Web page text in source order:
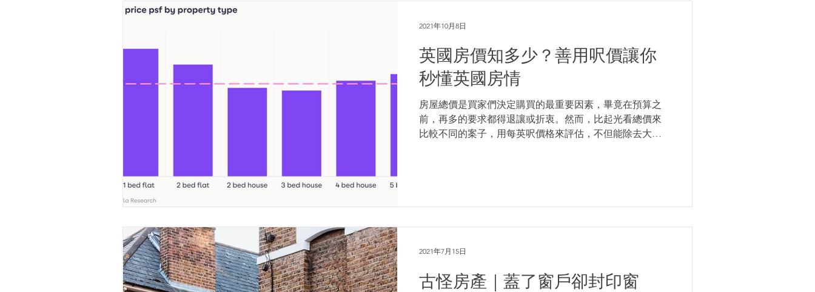
英國房價知多少？善用呎價讓你
秒懂英國房情
房屋總價是買家們決定購買的最重要因素，畢竟在預算之
前，再多的要求都得退讓或折衷。然而，比起光看總價來
比較不同的案子，用每英呎價格來評估，不但能除去大小
2021年10月8日
古怪房產｜蓋了窗戶卻封印窗
2021年7月15日